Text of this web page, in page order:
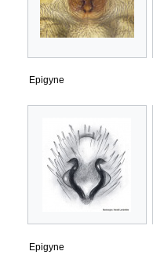
Epigyne
Epigyne